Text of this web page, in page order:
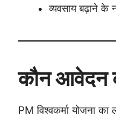
व्यवसाय बढ़ाने के
कौन आवेदन
PM विश्वकर्मा योजना का